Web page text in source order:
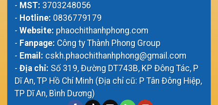
- MST: 3703248056
- Hotline: 0836779179
- Website: phaochithanhphong.com
- Fanpage: Công ty Thành Phong Group
- Email: cskh.phaochithanhphong@gmail.com
- Địa chỉ: Số 319, Đường DT743B, KP Đông Tác, P
Dĩ An, TP Hồ Chí Minh (Địa chỉ cũ: P Tân Đông Hiệp,
TP Dĩ An, Bình Dương)